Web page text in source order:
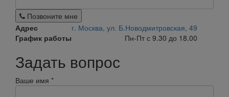
Позвоните мне
Адрес
г. Москва, ул. Б.Новодмитровская, 49
График работы
Пн-Пт с 9.30 до 18.00
Задать вопрос
Ваше имя *